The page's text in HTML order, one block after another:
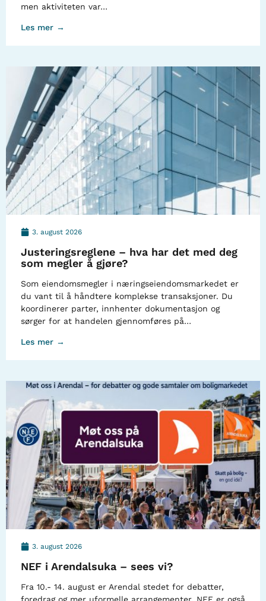
men aktiviteten var…
Les mer →
3. august 2026
Justeringsreglene – hva har det med deg
som megler å gjøre?
Som eiendomsmegler i næringseiendomsmarkedet er
du vant til å håndtere komplekse transaksjoner. Du
koordinerer parter, innhenter dokumentasjon og
sørger for at handelen gjennomføres på…
Les mer →
3. august 2026
NEF i Arendalsuka – sees vi?
Fra 10.- 14. august er Arendal stedet for debatter,